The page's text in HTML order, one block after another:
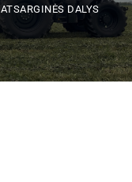
ATSARGINĖS DALYS